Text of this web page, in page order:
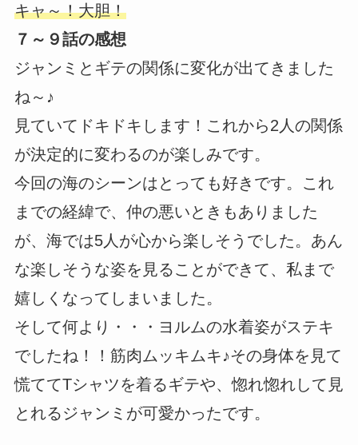
キャ～！大胆！
７～９話の感想
ジャンミとギテの関係に変化が出てきました
ね～♪
見ていてドキドキします！これから2人の関係
が決定的に変わるのが楽しみです。
今回の海のシーンはとっても好きです。これ
までの経緯で、仲の悪いときもありました
が、海では5人が心から楽しそうでした。あん
な楽しそうな姿を見ることができて、私まで
嬉しくなってしまいました。
そして何より・・・ヨルムの水着姿がステキ
でしたね！！筋肉ムッキムキ♪その身体を見て
慌ててTシャツを着るギテや、惚れ惚れして見
とれるジャンミが可愛かったです。